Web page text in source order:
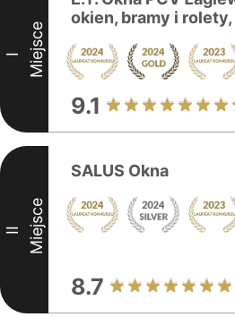
I Miejsce
okien, bramy i
9.1
II Miejsce
SALUS Okna
8.7